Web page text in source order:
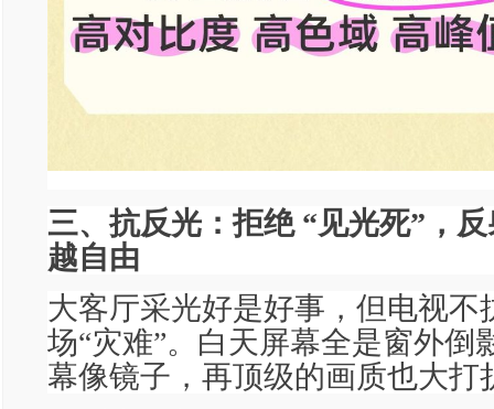
三、抗反光：拒绝 “见光死”，
越自由
大客厅采光好是好事，但电视不
场“灾难”。白天屏幕全是窗外倒
幕像镜子，再顶级的画质也大打